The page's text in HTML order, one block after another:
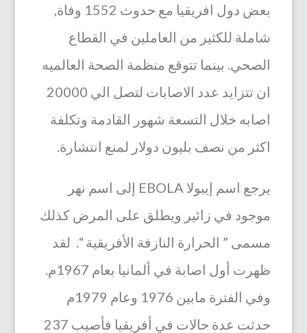
بعض دول افريقيا مع حدوث 1552 وفاة,
شاملة للكثير من العاملين في القطاع
الصحي. بينما تتوقع منظمة الصحة العالميه
ان تتزايد عدد الاصابات لتصل الي 20000
اصابه خلال التسعة شهور القادمة وتكلفة
اكثر من نصف بليون دولار لمنع انتشارة.
يرجع اسم إيبولا EBOLA إلى اسم نهر
موجود في زائير ويطلق على المرض كذلك
مسمى ” الحرارة النازفة الأفريقية “. لقد
ظهرت أول اصابة في ألمانيا بعام 1967م.
وفي الفترة مابين 1976 وعام 1979م
حدثت عدة حالات في أفريقيا فأصيب 237